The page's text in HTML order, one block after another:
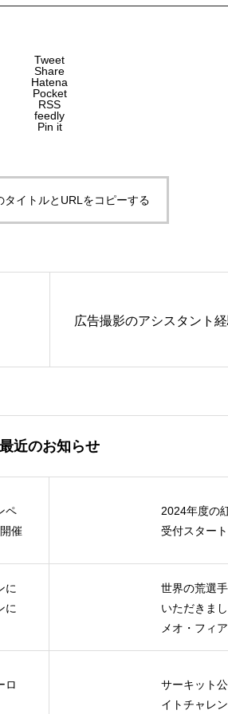
Tweet
Share
Hatena
Pocket
RSS
feedly
Pin it
タイトルとURLをコピーする
広告撮影のアシスタント
最近のお知らせ
ペ
催
2024年度の
受付スタート
に
に
世界の荒選
いただきま
メオ・フィ
高前」サー
ロ
サーキット
イトチャレ